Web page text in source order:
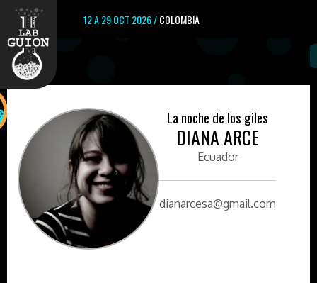
12 A 29 OCT 2026 /COLOMBIA
La noche de los giles
DIANA ARCE
Ecuador
dianarcesa@gmail.com